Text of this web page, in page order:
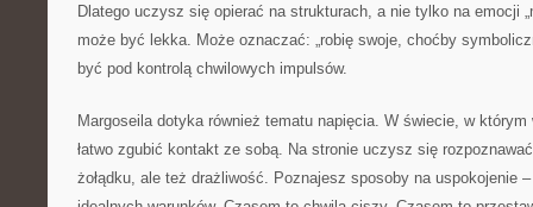
Dlatego uczysz się opierać na strukturach, a nie tylko na emocji
może być lekka. Może oznaczać: „robię swoje, choćby
być pod kontrolą chwilowych impulsów.
Margoseila dotyka również tematu napięcia. W świecie, w
łatwo zgubić kontakt ze sobą. Na stronie uczysz się
żołądku, ale też drażliwość. Poznajesz sposoby na uspokojenie